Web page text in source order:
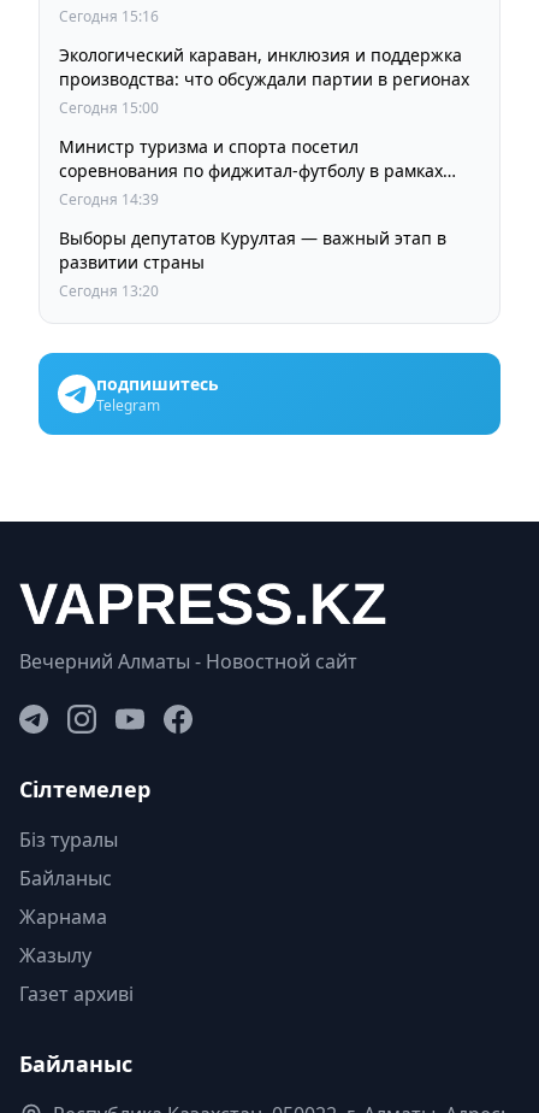
Сегодня 15:16
Экологический караван, инклюзия и поддержка
производства: что обсуждали партии в регионах
Сегодня 15:00
Министр туризма и спорта посетил
соревнования по фиджитал-футболу в рамках
«Игр Будущего 2026»
Сегодня 14:39
Выборы депутатов Курултая — важный этап в
развитии страны
Сегодня 13:20
подпишитесь
Telegram
Вечерний Алматы - Новостной сайт
Сілтемелер
Біз туралы
Байланыс
Жарнама
Жазылу
Газет архиві
Байланыс